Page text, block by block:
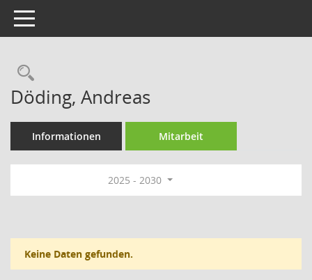
Toggle navigation
Rechercheauswahl
Döding, Andreas
Informationen Mitarbeit
2025 - 2030
Keine Daten gefunden.